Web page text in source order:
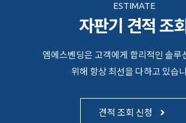
ESTIMATE
자판기 견적 조회
엠에스벤딩은 고객에게 합리적인 솔루
위해 항상 최선을 다하고 있습
견적 조회 신청